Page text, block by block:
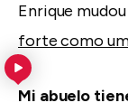
Enrique
forte como
Mi abuelo